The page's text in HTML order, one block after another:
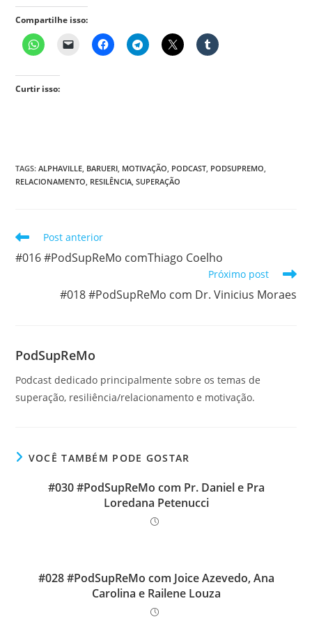
Compartilhe isso:
Curtir isso:
TAGS:ALPHAVILLE BARUERI MOTIVAÇÃO PODCAST PODSUPREMO
RELACIONAMENTO RESILÊNCIA SUPERAÇÃO
Leia
artigos
Post anterior
#016 #PodSupReMo comThiago Coelho
Próximo post
#018 #PodSupReMo com Dr. Vinicius Moraes
PodSupReMo
Podcast dedicado principalmente sobre os temas de
superação, resiliência/relacionamento e motivação.
VOCÊ TAMBÉM PODE GOSTAR
#030 #PodSupReMo com Pr. Daniel e Pra
Loredana Petenucci
#028 #PodSupReMo com Joice Azevedo, Ana
Carolina e Railene Louza